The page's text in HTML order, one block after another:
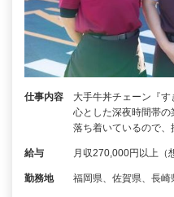
仕事内容
大手牛丼チェーン『
心とした深夜時間帯
落ち着いているので
給与 月収270,000円以上（
勤務地 福岡県、佐賀県、長